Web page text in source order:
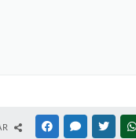
FACEBOOKMESSENGER